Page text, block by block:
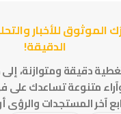
الموثوق للأخبار
الدقيقة!
دقيقة ومتوازنة،
متنوعة تساعدك على
آخر المستجدات والرؤى